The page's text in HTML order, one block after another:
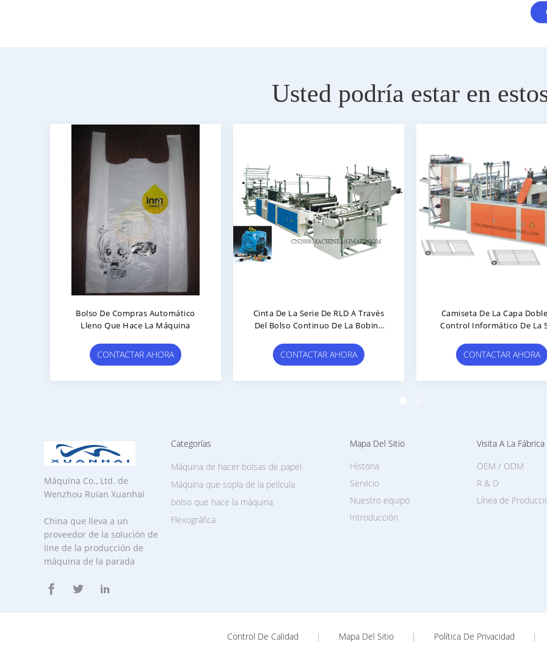
Usted podría estar en
Bolso De Compras Automático
Lleno Que Hace La Máquina
CONTACTAR AHORA
Cinta De La Serie De RLD A Través
Del Bolso Continuo De La Bobina
CONTACTAR AHORA
Camiseta De La Capa Doble Del
Control Informático De La Serie
De Rollo Que Hace La Máquina
CONTACTAR AHORA
Máquina Co., Ltd. de
Wenzhou Ruian Xuanhai
China que lleva a un
proveedor de la solución de
Iine de la producción de
máquina de la parada
Categorías
Flexográfica
Máquina de hacer bolsas de papel
Máquina que sopla de la película
bolso que hace la máquina
Mapa Del Sitio
Introducción
Historia
Servicio
Nuestro equipo
Visita A La Fábrica
Línea de
OEM / ODM
R & D
Control De Calidad | Mapa Del Sitio | Política De Privacidad |